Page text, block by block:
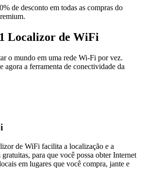
de desconto em todas as compras do
Localizor de WiFi
o mundo em uma rede Wi-Fi por vez.
agora a ferramenta de conectividade da
de WiFi facilita a localização e a
para que você possa obter Internet
em lugares que você compra, jante e